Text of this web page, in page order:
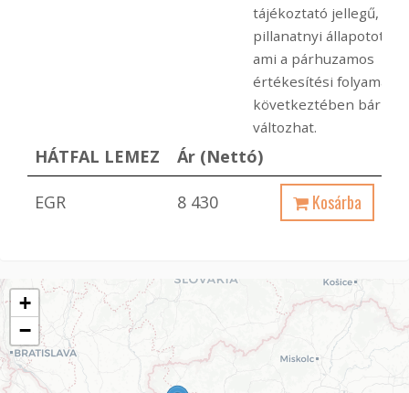
tájékoztató jellegű,
pillanatnyi állapotot
ami a párhuzamos
értékesítési folyamatok
következtében
változhat.
HÁTFAL LEMEZ Ár (Nettó)
EGR 8 430 Kosárba
+
−